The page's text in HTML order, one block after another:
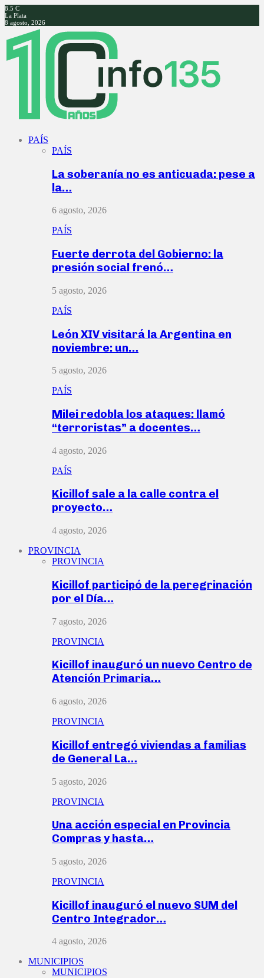
8.5 C
La Plata
8 agosto, 2026
Facebook
Twitter
Instagram
Youtube
PAÍS
PAÍS
La soberanía no es anticuada: pese a
la…
6 agosto, 2026
PAÍS
Fuerte derrota del Gobierno: la
presión social frenó…
5 agosto, 2026
PAÍS
León XIV visitará la Argentina en
noviembre: un…
5 agosto, 2026
PAÍS
Milei redobla los ataques: llamó
“terroristas” a docentes…
4 agosto, 2026
PAÍS
Kicillof sale a la calle contra el
proyecto…
4 agosto, 2026
PROVINCIA
PROVINCIA
Kicillof participó de la peregrinación
por el Día…
7 agosto, 2026
PROVINCIA
Kicillof inauguró un nuevo Centro de
Atención Primaria…
6 agosto, 2026
PROVINCIA
Kicillof entregó viviendas a familias
de General La…
5 agosto, 2026
PROVINCIA
Una acción especial en Provincia
Compras y hasta…
5 agosto, 2026
PROVINCIA
Kicillof inauguró el nuevo SUM del
Centro Integrador…
4 agosto, 2026
MUNICIPIOS
MUNICIPIOS